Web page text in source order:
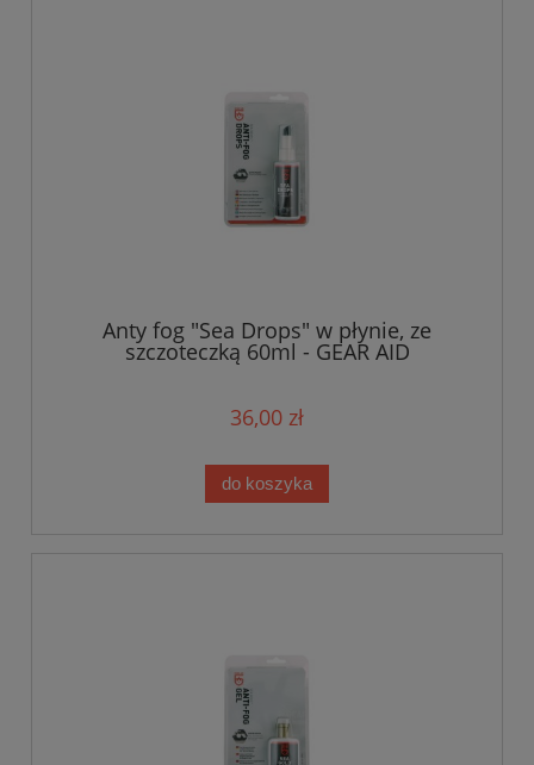
Anty fog "Sea Drops" w płynie, ze
szczoteczką 60ml - GEAR AID
36,00 zł
do koszyka